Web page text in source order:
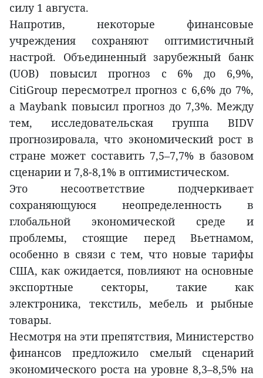
силу 1 августа.
Напротив, некоторые финансовые
учреждения сохраняют оптимистичный
настрой. Объединенный зарубежный банк
(UOB) повысил прогноз с 6% до 6,9%,
CitiGroup пересмотрел прогноз с 6,6% до 7%,
а Maybank повысил прогноз до 7,3%. Между
тем, исследовательская группа BIDV
прогнозировала, что экономический рост в
стране может составить 7,5–7,7% в базовом
сценарии и 7,8-8,1% в оптимистическом.
Это несоответствие подчеркивает
сохраняющуюся неопределенность в
глобальной экономической среде и
проблемы, стоящие перед Вьетнамом,
особенно в связи с тем, что новые тарифы
США, как ожидается, повлияют на основные
экспортные секторы, такие как
электроника, текстиль, мебель и рыбные
товары.
Несмотря на эти препятствия, Министерство
финансов предложило смелый сценарий
экономического роста на уровне 8,3–8,5% на